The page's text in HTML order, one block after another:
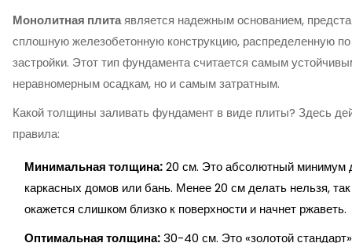
Монолитная плитаявляется надежным основанием,
сплошную железобетонную конструкцию, распределенную
застройки. Этот тип фундамента считается самым
неравномерным осадкам, но и самым затратным.
Какой толщины заливать фундамент в виде плиты? Здесь
правила:
Минимальная толщина:20 см. Это абсолютный минимум
каркасных домов или бань. Менее 20 см делать нельзя,
окажется слишком близко к поверхности и начнет ржаветь.
Оптимальная толщина:30-40 см. Это «золотой